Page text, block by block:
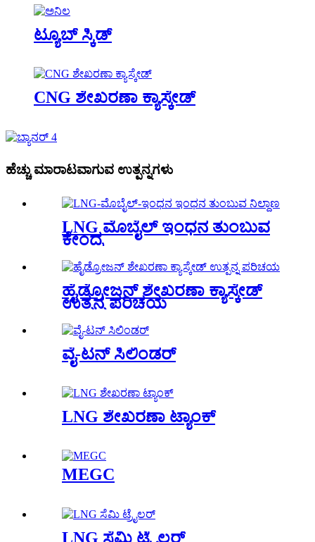
ಟ್ಯೂಬ್ ಸ್ಕಿಡ್
CNG ಶೇಖರಣಾ ಕ್ಯಾಸ್ಕೇಡ್
ಹೆಚ್ಚು ಮಾರಾಟವಾಗುವ ಉತ್ಪನ್ನಗಳು
LNG ಮೊಬೈಲ್ ಇಂಧನ ತುಂಬುವ
ಕೇಂದ್ರ
ಹೈಡ್ರೋಜನ್ ಶೇಖರಣಾ ಕ್ಯಾಸ್ಕೇಡ್
ಉತ್ಪನ್ನ ಪರಿಚಯ
ವೈ-ಟನ್ ಸಿಲಿಂಡರ್
LNG ಶೇಖರಣಾ ಟ್ಯಾಂಕ್
MEGC
LNG ಸೆಮಿ ಟ್ರೈಲರ್